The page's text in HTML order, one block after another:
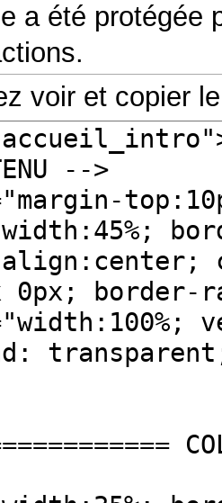
a été protégée
voir et copier